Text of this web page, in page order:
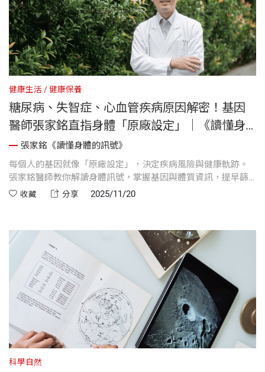
健康生活 健康保養
糖尿病、失智症、心血管疾病原因解密！基因
醫師張家銘直指身體「原廠設定」｜《讀懂身
體的訊號》前言
張家銘《讀懂身體的訊號》
每個人的基因就像「原廠設定」，決定疾病風險與健康軌跡。
張家銘醫師教你解讀身體訊號，掌握基因與體質資訊，提早篩
檢、選擇適合生活方式與治療方案，真正逆轉健康危機。
收藏 分享 2025/11/20
科學自然